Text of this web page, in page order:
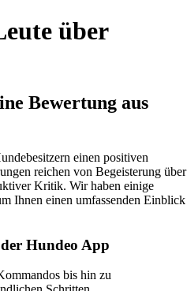
über
Bewertung aus
einen positiven
reichen von Begeisterung über
Kritik. Wir haben einige
Ihnen einen umfassenden Einblick
Hundeo App
bis hin zu